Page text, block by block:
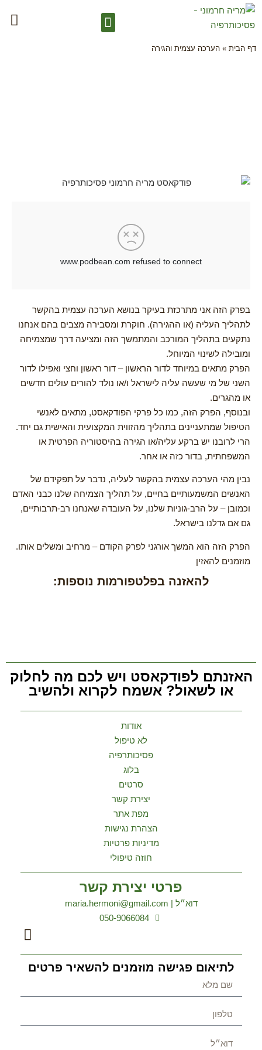
דף הבית » הערכה עצמית והגירה
בפרק הזה אני מתרכזת בעיקר בנושא הערכה עצמית בהקשר
לתהליך העליה (או ההגירה). חוקרת ומסבירה מצבים בהם אנחנו
נתקעים בתהליך המורכב והמתמשך הזה ומציעה דרך שמצמיחה
ומובילה לשינוי המיוחל.
הפרק מתאים במיוחד לדור הראשון – דור ראשון וחצי ואפילו לדור
השני של מי שעשה עליה לישראל ו/או נולד להורים עולים חדשים
או מהגרים.
ובנוסף, הפרק הזה, כמו כל פרקי הפודקאסט, מתאים לאנשי
הטיפול שמתעניינים בתהליך מהזווית המקצועית והאישית גם יחד.
הרי לרובנו יש ברקע עליה/או הגירה בהיסטוריה הפרטית או
המשפחתית, בדור כזה או אחר.
נבין מהי הערכה עצמית בהקשר לעליה, נדבר על תפקידם של
האנשים המשמעותיים בחיים, על תהליך הצמיחה שלנו כבני האדם
וכמובן – על הרב-גוניות שלנו, על העובדה שאנחנו רב-תרבותיים,
גם אם גדלנו בישראל.
הפרק הזה הוא המשך אורגני לפרק הקודם – מרחיב ומשלים אותו.
מוזמנים להאזין
להאזנה בפלטפורמות נוספות:
האזנתם לפודקאסט ויש לכם מה לחלוק
או לשאול? אשמח לקרוא ולהשיב
אודות
לא טיפול
פסיכותרפיה
בלוג
סרטים
יצירת קשר
מפת אתר
הצהרת נגישות
מדיניות פרטיות
חוזה טיפולי
פרטי יצירת קשר
דוא״ל | maria.hermoni@gmail.com
050-9066084
לתיאום פגישה מוזמנים להשאיר פרטים